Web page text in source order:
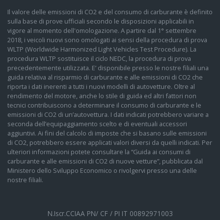
Xds+
Il valore delle emissioni di CO2 e del consumo di carburante è definito
sulla base di prove ufficiali secondo le disposizioni applicabili in
vigore al momento dell'omologazione. A partire dal 1° settembre
2018, i veicoli nuovi sono omologati ai sensi della procedura di prova
WLTP (Worldwide Harmonized Light Vehicles Test Procedure). La
procedura WLTP sostituisce il ciclo NEDC, la procedura di prova
precedentemente utilizzata. E’ disponibile presso le nostre filiali una
guida relativa al risparmio di carburante e alle emissioni di CO2 che
riporta i dati inerenti a tutti i nuovi modelli di autovetture. Oltre al
rendimento del motore, anche lo stile di guida ed altri fattori non
tecnici contribuiscono a determinare il consumo di carburante e le
emissioni di CO2 di un’autovettura. I dati indicati potrebbero variare a
seconda dell’equipaggiamento scelto e di eventuali accessori
aggiuntivi. Ai fini del calcolo di imposte che si basano sulle emissioni
di CO2, potrebbero essere applicati valori diversi da quelli indicati. Per
ulteriori informazioni potete consultare la “Guida ai consumi di
carburante e alle emissioni di CO2 di nuove vetture”, pubblicata dal
Ministero dello Sviluppo Economico o rivolgervi presso una delle
nostre filiali.
N.Iscr.CCIAA PN/ CF / PI IT 00892971003